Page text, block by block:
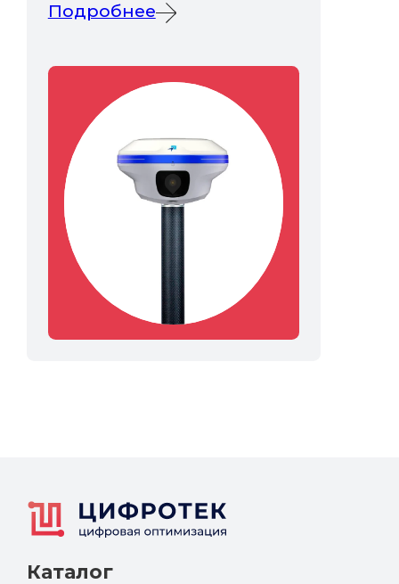
Подробнее
Каталог
Регион
Способ связи
Я согласен с политикой
конфиденциальности
Оставить заявку